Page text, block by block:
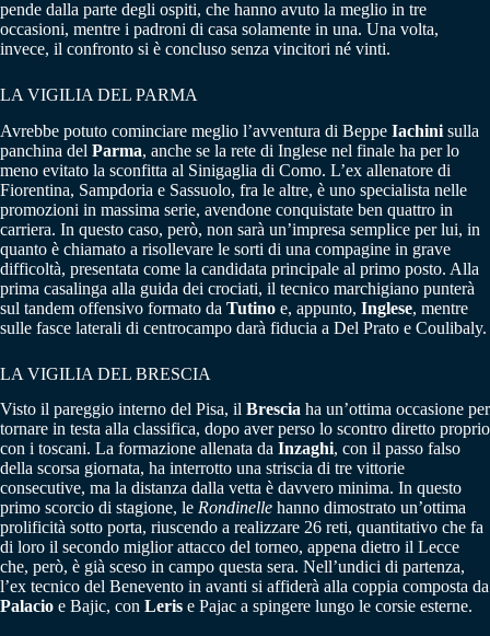
pende dalla parte degli ospiti, che hanno avuto la meglio in tre
occasioni, mentre i padroni di casa solamente in una. Una volta,
invece, il confronto si è concluso senza vincitori né vinti.
LA VIGILIA DEL PARMA
Avrebbe potuto cominciare meglio l’avventura di Beppe Iachini sulla
panchina del Parma, anche se la rete di Inglese nel finale ha per lo
meno evitato la sconfitta al Sinigaglia di Como. L’ex allenatore di
Fiorentina, Sampdoria e Sassuolo, fra le altre, è uno specialista nelle
promozioni in massima serie, avendone conquistate ben quattro in
carriera. In questo caso, però, non sarà un’impresa semplice per lui, in
quanto è chiamato a risollevare le sorti di una compagine in grave
difficoltà, presentata come la candidata principale al primo posto. Alla
prima casalinga alla guida dei crociati, il tecnico marchigiano punterà
sul tandem offensivo formato da Tutino e, appunto, Inglese, mentre
sulle fasce laterali di centrocampo darà fiducia a Del Prato e Coulibaly.
LA VIGILIA DEL BRESCIA
Visto il pareggio interno del Pisa, il Brescia ha un’ottima occasione per
tornare in testa alla classifica, dopo aver perso lo scontro diretto proprio
con i toscani. La formazione allenata da Inzaghi, con il passo falso
della scorsa giornata, ha interrotto una striscia di tre vittorie
consecutive, ma la distanza dalla vetta è davvero minima. In questo
primo scorcio di stagione, le Rondinelle hanno dimostrato un’ottima
prolificità sotto porta, riuscendo a realizzare 26 reti, quantitativo che fa
di loro il secondo miglior attacco del torneo, appena dietro il Lecce
che, però, è già sceso in campo questa sera. Nell’undici di partenza,
l’ex tecnico del Benevento in avanti si affiderà alla coppia composta da
Palacio e Bajic, con Leris e Pajac a spingere lungo le corsie esterne.